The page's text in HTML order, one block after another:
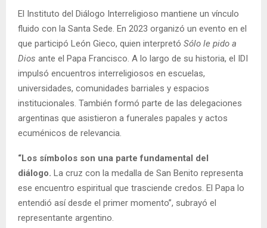
El Instituto del Diálogo Interreligioso mantiene un vínculo
fluido con la Santa Sede. En 2023 organizó un evento en el
que participó León Gieco, quien interpretó Sólo le pido a
Dios ante el Papa Francisco. A lo largo de su historia, el IDI
impulsó encuentros interreligiosos en escuelas,
universidades, comunidades barriales y espacios
institucionales. También formó parte de las delegaciones
argentinas que asistieron a funerales papales y actos
ecuménicos de relevancia.
“Los símbolos son una parte fundamental del
diálogo. La cruz con la medalla de San Benito representa
ese encuentro espiritual que trasciende credos. El Papa lo
entendió así desde el primer momento”, subrayó el
representante argentino.